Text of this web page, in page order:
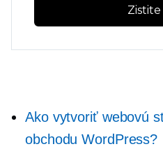
Zistite
Ako vytvoriť webovú
obchodu WordPress?